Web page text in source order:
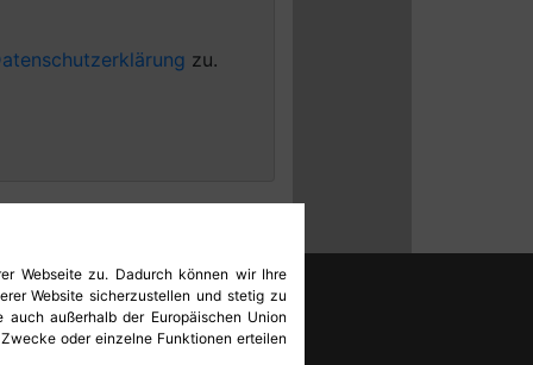
zu.
Webseite zu. Dadurch können wir Ihre
Website sicherzustellen und stetig zu
außerhalb der Europäischen Union
oder einzelne Funktionen erteilen